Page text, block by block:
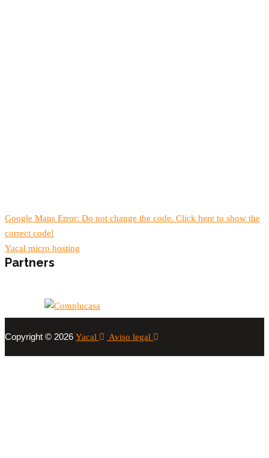
Google Maps Error: Do not change the code. Click here to show the
correct code!
Yacal micro hosting
Partners
Copyright © 2026 Yacal Aviso legal